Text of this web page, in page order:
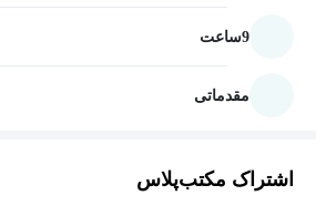
9ساعت
مقدماتی
اشتراک مکتب‌پلاس